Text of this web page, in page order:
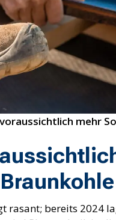
rasant; bereits 2024